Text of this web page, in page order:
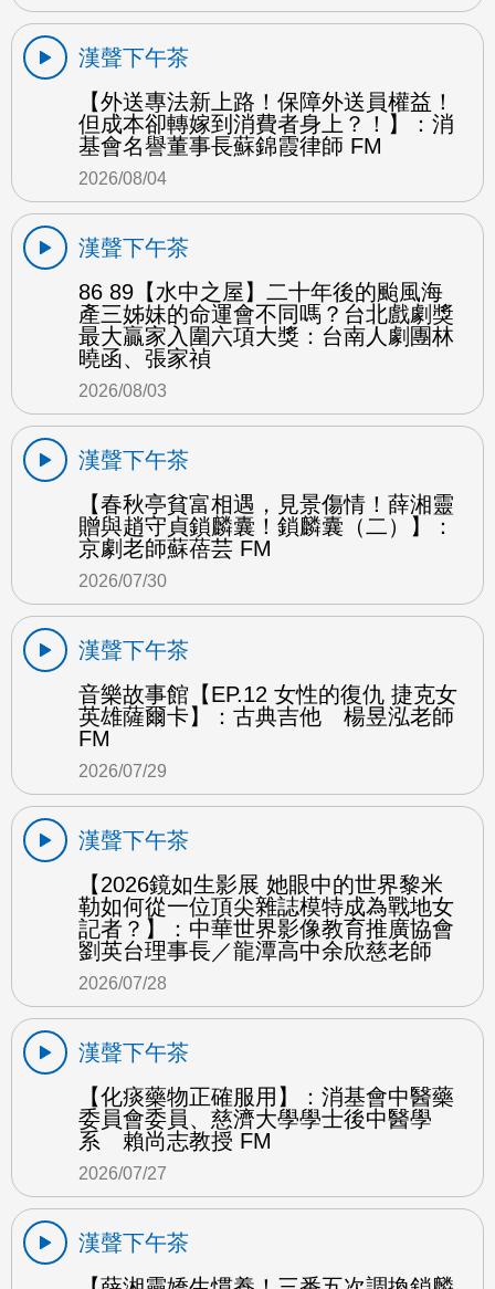
漢聲下午茶
【外送專法新上路！保障外送員權益！
但成本卻轉嫁到消費者身上？！】：消
基會名譽董事長蘇錦霞律師 FM
2026/08/04
漢聲下午茶
86 89【水中之屋】二十年後的颱風海
產三姊妹的命運會不同嗎？台北戲劇獎
最大贏家入圍六項大獎：台南人劇團林
曉函、張家禎
2026/08/03
漢聲下午茶
【春秋亭貧富相遇，見景傷情！薛湘靈
贈與趙守貞鎖麟囊！鎖麟囊（二）】：
京劇老師蘇蓓芸 FM
2026/07/30
漢聲下午茶
音樂故事館【EP.12 女性的復仇 捷克女
英雄薩爾卡】：古典吉他 楊昱泓老師
FM
2026/07/29
漢聲下午茶
【2026鏡如生影展 她眼中的世界黎米
勒如何從一位頂尖雜誌模特成為戰地女
記者？】：中華世界影像教育推廣協會
劉英台理事長／龍潭高中余欣慈老師
2026/07/28
漢聲下午茶
【化痰藥物正確服用】：消基會中醫藥
委員會委員、慈濟大學學士後中醫學
系 賴尚志教授 FM
2026/07/27
漢聲下午茶